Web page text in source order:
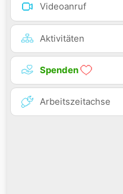
Videoanruf
Aktivitäten
Spenden
Arbeitszeitachse